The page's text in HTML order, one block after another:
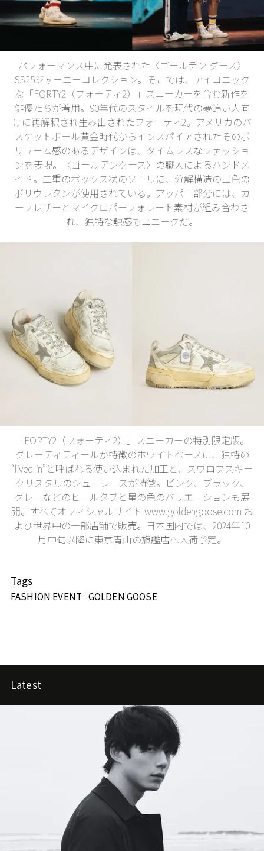
パフォーマンス中に発表された〈ゴールデン グース〉
SS25ジャーニーコレクション。そこでは、アイコニック
な「FORTY2（フォーティ2）」スニーカーを含む新作を
俳優たちが着用。90年代のスタイルを現代の夢追い人向
けに再解釈され生み出されたフォーティ2。アメリカのバ
スケットボール黄金時代からインスパイアされたそのボ
リューム感のあるデザインは、タイムレスなファッショ
ンを表現。〈ゴールデングース〉の職人によるハンドメ
イド。二重のボックス状のソールに、分解構造の三色の
ポリウレタンが使用されている。アッパー部分には、カ
ーフレザーとマイクロパーフォレート素材が組み合わさ
れ、独特な触感もユニークだ。
「FORTY2（フォーティ2）」スニーカーの特別限定版。
グレーディティールが特徴のホワイトベースに、独特の
“lived-in”と呼ばれる使い込まれた加工と、スワロフスキー
クリスタルのシューレースが特徴。ピンク、ブラック、
グレーなどのヒールタブと星の色のバリエーションも展
開。すべてオフィシャルサイト www.goldengoose.com お
よび世界中の一部店舗で販売。日本国内では、2024年10
月中旬以降に東京青山の旗艦店へ入荷予定。
Tags
FASHION EVENT GOLDEN GOOSE
Latest